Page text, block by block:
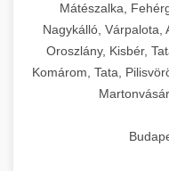
Mátészalka,
Nagykálló, Várpalota,
Oroszlány, Kisbér,
Komárom, Tata,